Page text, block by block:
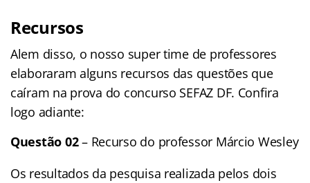
Recursos
Alem disso, o nosso super time de professores
elaboraram alguns recursos das questões que
caíram na prova do concurso SEFAZ DF. Confira
logo adiante:
Questão 02– Recurso do professor Márcio Wesley
Os resultados da pesquisa realizada pelos dois